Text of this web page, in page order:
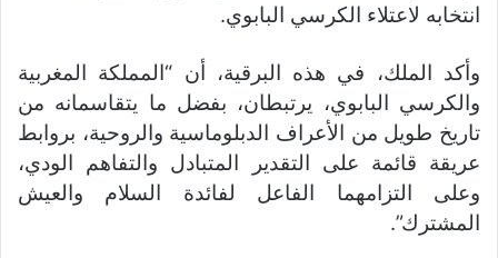
انتخابه لاعتلاء الكرسي البابوي.
وأكد الملك، في هذه البرقية، أن “المملكة المغربية
والكرسي البابوي، يرتبطان، بفضل ما يتقاسمانه من
تاريخ طويل من الأعراف الدبلوماسية والروحية، بروابط
عريقة قائمة على التقدير المتبادل والتفاهم الودي،
وعلى التزامهما الفاعل لفائدة السلام والعيش
المشترك”.